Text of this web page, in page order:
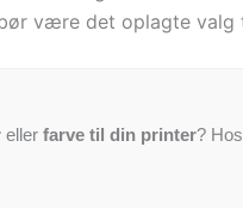
være det oplagte valg
eller farve til din printer? Hos